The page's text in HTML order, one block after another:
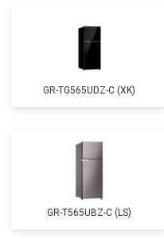
GR-TG565UDZ-C (XK)
GR-T565UBZ-C (LS)